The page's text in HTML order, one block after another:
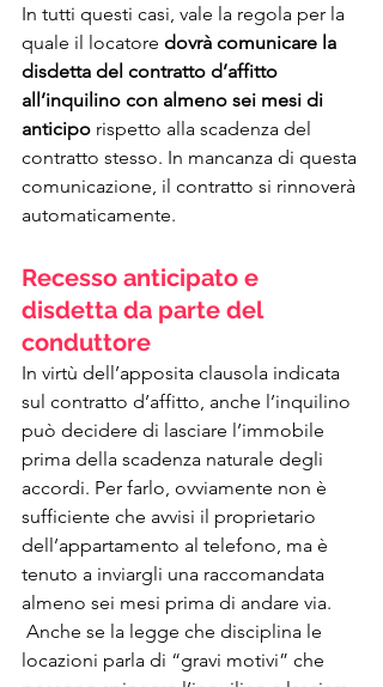
In tutti questi casi, vale la regola per la
quale il locatore dovrà comunicare la
disdetta del contratto d’affitto
all’inquilino con almeno sei mesi di
anticipo rispetto alla scadenza del
contratto stesso. In mancanza di questa
comunicazione, il contratto si rinnoverà
automaticamente.
Recesso anticipato e
disdetta da parte del
conduttore
In virtù dell’apposita clausola indicata
sul contratto d’affitto, anche l’inquilino
può decidere di lasciare l’immobile
prima della scadenza naturale degli
accordi. Per farlo, ovviamente non è
sufficiente che avvisi il proprietario
dell’appartamento al telefono, ma è
tenuto a inviargli una raccomandata
almeno sei mesi prima di andare via.
locazioni parla di “gravi motivi” che